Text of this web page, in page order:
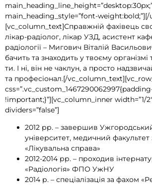
main_heading_style=”font-
[vc_column_text]Справжній фахівець
лікар-радіолог, лікар УЗД, асистент
радіології – Мигович Віталій
бачить та знаходить у твоєму
ти. І ні, він не чаклун, а просто
та професіонал.[/
!important;}”][vc_column_inner width=”1/
dividers=”false”]
2012 рр. – завершив
університет, медичний факультет
«Лікувальна справа»
2012-2014 рр. – проходив
«Радіологія» ФПО УжНУ
2014 р. – спеціалізація за фахом